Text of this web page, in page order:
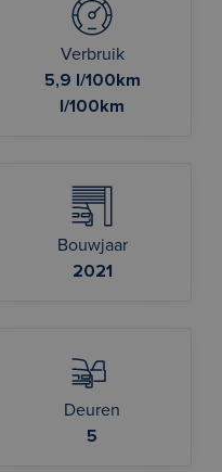
Verbruik
5,9 l/100km
l/100km
Bouwjaar
2021
Deuren
5